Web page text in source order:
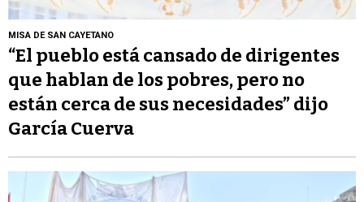
MISA DE SAN CAYETANO
“El pueblo está cansado de dirigentes
que hablan de los pobres, pero no
están cerca de sus necesidades” dijo
García Cuerva